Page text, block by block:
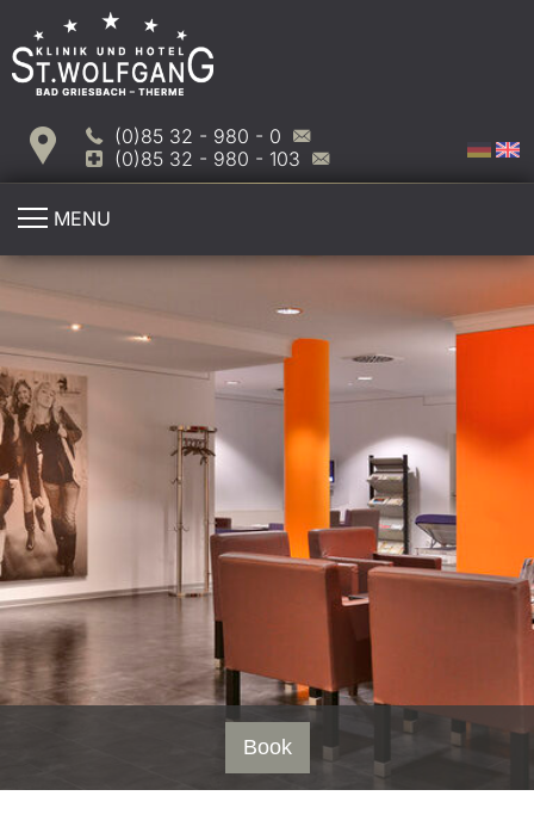
(0)85 32 - 980 - 0
(0)85 32 - 980 - 103
MENU
Book